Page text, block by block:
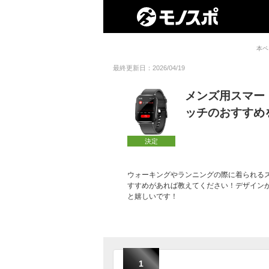
本
最終更新日：2026/04/19
決定
メンズ用スマ
ッチのおすすめ
ウォーキングやランニングの際に着られ
すすめがあれば教えてください！デザイン
と嬉しいです！
1